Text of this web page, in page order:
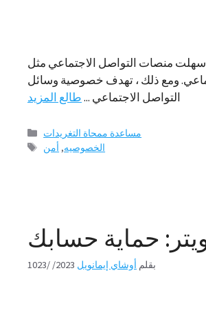
سهلت منصات التواصل الاجتماعي مثل Twitter ، المعروف أيضا باسم X ، التواصل مع العديد من الأشخاص. يمكن للمستخدمين مشاركة أي محتوى يريدونه عبر الإنترنت ، مما قد يعرضهم
ومع ذلك ، تهدف خصوصية وسائل
التواصل الاجتماعي ...طالع المزيد
فئات
مساعدة ممحاة التغريدات
العلاماتالخصوصيه, أمن
حماية حسابك
1023/ /2023 بقلم أوشاي إيمانويل